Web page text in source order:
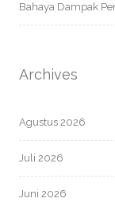
Bahaya Dampak
Archives
Agustus 2026
Juli 2026
Juni 2026